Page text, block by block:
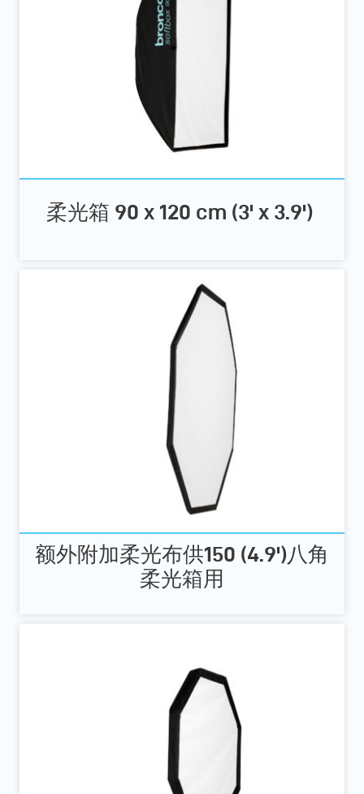
柔光箱 90 x 120 cm (3' x 3.9')
额外附加柔光布供150 (4.9')八角
柔光箱用